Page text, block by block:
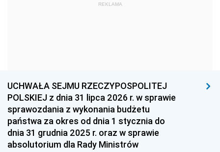
1959
1939 1938 1937
1936 1930
REKLAMA
UCHWAŁA SEJMU RZECZYPOSPOLITEJ
POLSKIEJ z dnia 31 lipca 2026 r. w sprawie
sprawozdania z wykonania budżetu
państwa za okres od dnia 1 stycznia do
dnia 31 grudnia 2025 r. oraz w sprawie
absolutorium dla Rady Ministrów